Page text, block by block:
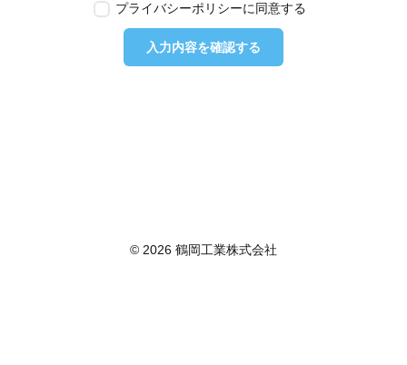
のとします。
第2条　個人情報の定義
本ポリシーにおいて「個人情報」とは、個人情報保護法
利用の停止、消去及び第三者への提供の停止を行うこと
プライバシーポリシーに同意する
入力内容を確認する
© 2026 鶴岡工業株式会社